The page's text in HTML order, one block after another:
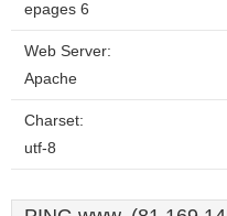
epages 6
Web Server:
Apache
Charset:
utf-8